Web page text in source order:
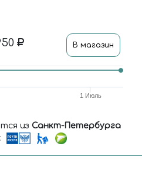
В магазин
1 Июль
из Санкт-Петербурга